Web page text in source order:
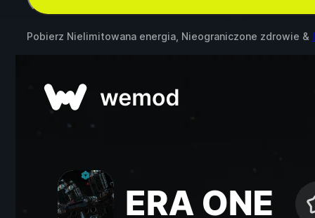
Pobierz Nielimitowana energia, Nieograniczone zdrowie &